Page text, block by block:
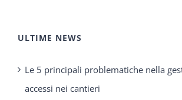
ULTIME NEWS
Le 5 principali problematiche nella
accessi nei cantieri